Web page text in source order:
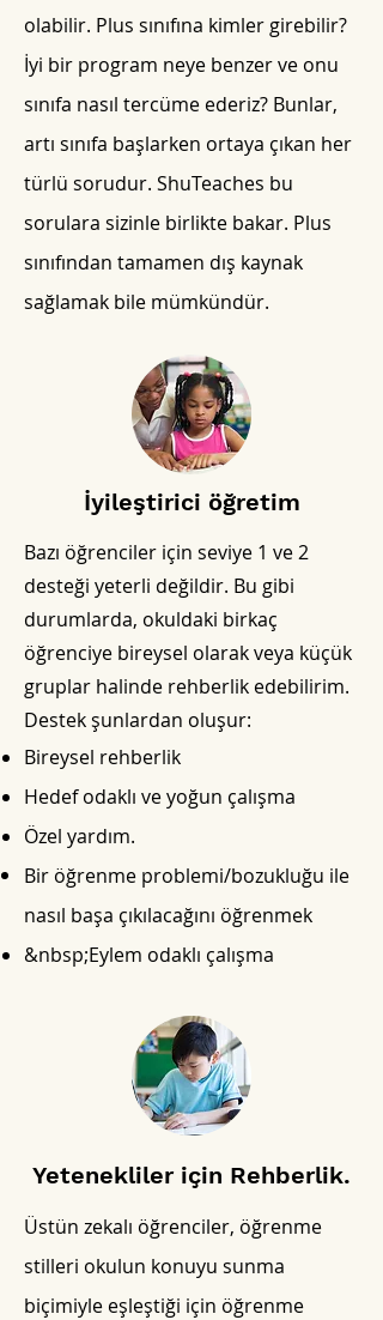
olabilir. Plus sınıfına kimler girebilir?
İyi bir program neye benzer ve onu
sınıfa nasıl tercüme ederiz? Bunlar,
artı sınıfa başlarken ortaya çıkan her
türlü sorudur. ShuTeaches bu
sorulara sizinle birlikte bakar. Plus
sınıfından tamamen dış kaynak
sağlamak bile mümkündür.
İyileştirici öğretim
Bazı öğrenciler için seviye 1 ve 2
desteği yeterli değildir. Bu gibi
durumlarda, okuldaki birkaç
öğrenciye bireysel olarak veya küçük
gruplar halinde rehberlik edebilirim.
Destek şunlardan oluşur:
Bireysel rehberlik
Hedef odaklı ve yoğun çalışma
Özel yardım.
Bir öğrenme problemi/bozukluğu ile
nasıl başa çıkılacağını öğrenmek
&nbsp;Eylem odaklı çalışma
Yetenekliler için Rehberlik.
Üstün zekalı öğrenciler, öğrenme
stilleri okulun konuyu sunma
biçimiyle eşleştiği için öğrenme